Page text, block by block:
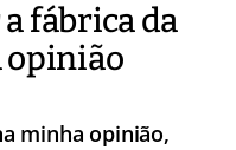
fábrica da
opinião
minha opinião,